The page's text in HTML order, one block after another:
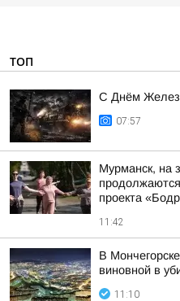
ТОП
С Днём
07:57
Мурманск, на
проекта
11:42
В
виновной в
11:10